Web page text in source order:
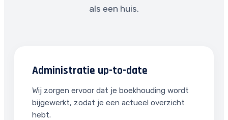
als een huis.
Administratie up-to-date
Wij zorgen ervoor dat je boekhouding wordt
bijgewerkt, zodat je een actueel overzicht
hebt.